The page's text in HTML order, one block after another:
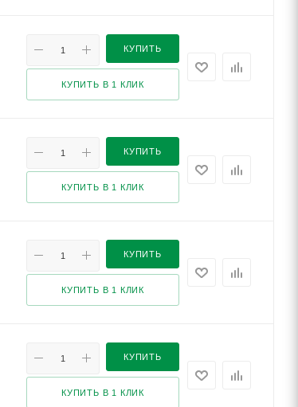
КУПИТЬ
КУПИТЬ В 1 КЛИК
КУПИТЬ
КУПИТЬ В 1 КЛИК
КУПИТЬ
КУПИТЬ В 1 КЛИК
КУПИТЬ
КУПИТЬ В 1 КЛИК